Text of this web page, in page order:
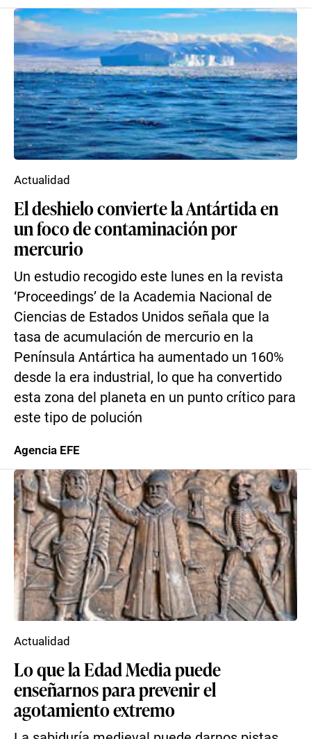
El deshielo convierte la Antártida en
un foco de contaminación por
mercurio
Un estudio recogido este lunes en la revista
‘Proceedings’ de la Academia Nacional de
Ciencias de Estados Unidos señala que la
tasa de acumulación de mercurio en la
Península Antártica ha aumentado un 160%
desde la era industrial, lo que ha convertido
esta zona del planeta en un punto crítico para
este tipo de polución
Actualidad
Agencia EFE
Lo que la Edad Media puede
enseñarnos para prevenir el
agotamiento extremo
Actualidad